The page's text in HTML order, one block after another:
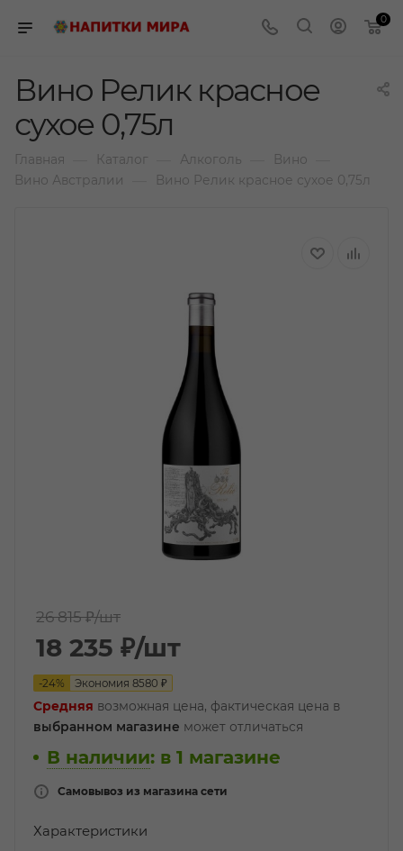
0
Вино Релик красное
сухое 0,75л
Главная Каталог Алкоголь Вино
Вино Австралии Вино Релик красное сухое 0,75л
26 815 ₽/шт
18 235 ₽/шт
-24% Экономия 8580 ₽
Средняя возможная цена, фактическая цена в
выбранном магазине может отличаться
В наличии: в 1 магазине
Самовывоз из магазина сети
Характеристики